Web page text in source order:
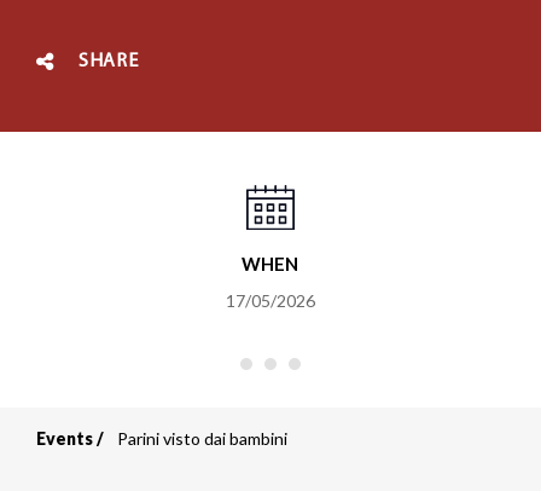
SHARE
WHEN
17/05/2026
Events Parini visto dai bambini